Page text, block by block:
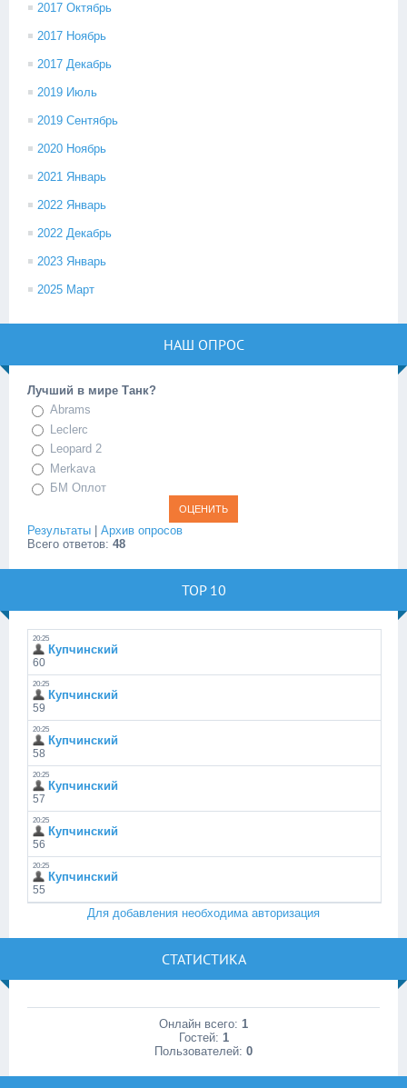
2017 Октябрь
2017 Ноябрь
2017 Декабрь
2019 Июль
2019 Сентябрь
2020 Ноябрь
2021 Январь
2022 Январь
2022 Декабрь
2023 Январь
2025 Март
НАШ ОПРОС
Лучший в мире Танк?
Abrams
Leclerc
Leopard 2
Merkava
БМ Оплот
Результаты
Архив опросов
Всего ответов: 48
TOP 10
Для добавления необходима авторизация
СТАТИСТИКА
Онлайн всего: 1
Гостей: 1
Пользователей: 0